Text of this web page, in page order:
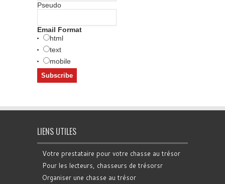
Pseudo
Email Format
html
text
mobile
LIENS UTILES
Votre prestataire pour votre chasse au trésor
Pour les lecteurs, chasseurs de trésorsr
Organiser une chasse au trésor